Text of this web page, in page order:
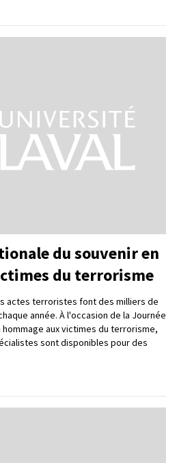
du souvenir en
du terrorisme
actes terroristes font des milliers de
année. À l'occasion de la Journée
aux victimes du terrorisme,
sont disponibles pour des